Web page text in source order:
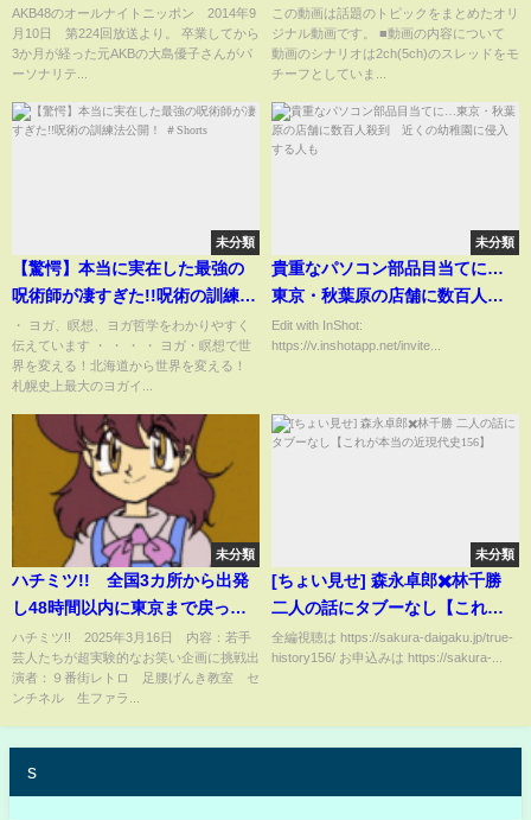
AKB48のオールナイトニッポン 2014年9
月10日 第224回放送より。 卒業してから
3か月が経った元AKBの大島優子さんがパ
ーソナリテ...
いた【2chまとめ】【2chスレ】
【5chスレ】
この動画は話題のトピックをまとめたオリ
ジナル動画です。 ■動画の内容について
動画のシナリオは2ch(5ch)のスレッドをモ
チーフとしていま...
未分類
【驚愕】本当に実在した最強の
呪術師が凄すぎた!!呪術の訓練法
公開！ ＃Shorts
・ ヨガ、瞑想、ヨガ哲学をわかりやすく
伝えています ・ ・ ・ ・ ヨガ・瞑想で世
界を変える！北海道から世界を変える！
札幌史上最大のヨガイ...
未分類
貴重なパソコン部品目当てに…
東京・秋葉原の店舗に数百人殺
到 近くの幼稚園に侵入する人
も
Edit with InShot:
https://v.inshotapp.net/invite...
未分類
ハチミツ!! 全国3カ所から出発
し48時間以内に東京まで戻って
来られるか？ 後編 3月16日
ハチミツ!! 2025年3月16日 内容：若手
芸人たちが超実験的なお笑い企画に挑戦出
演者：９番街レトロ 足腰げんき教室 セ
ンチネル 生ファラ...
未分類
[ちょい見せ] 森永卓郎✖️林千勝
二人の話にタブーなし【これが
本当の近現代史156】
全編視聴は https://sakura-daigaku.jp/true-
history156/ お申込みは https://sakura-...
s